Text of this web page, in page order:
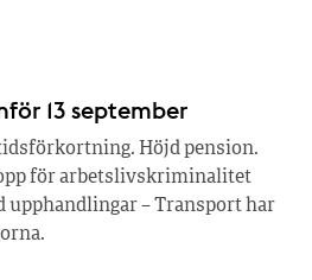
13 september
Höjd pension.
för arbetslivskriminalitet
upphandlingar – Transport har